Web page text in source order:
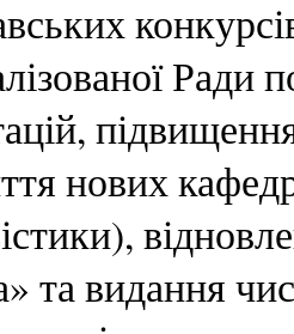
Ради
нових
та видання